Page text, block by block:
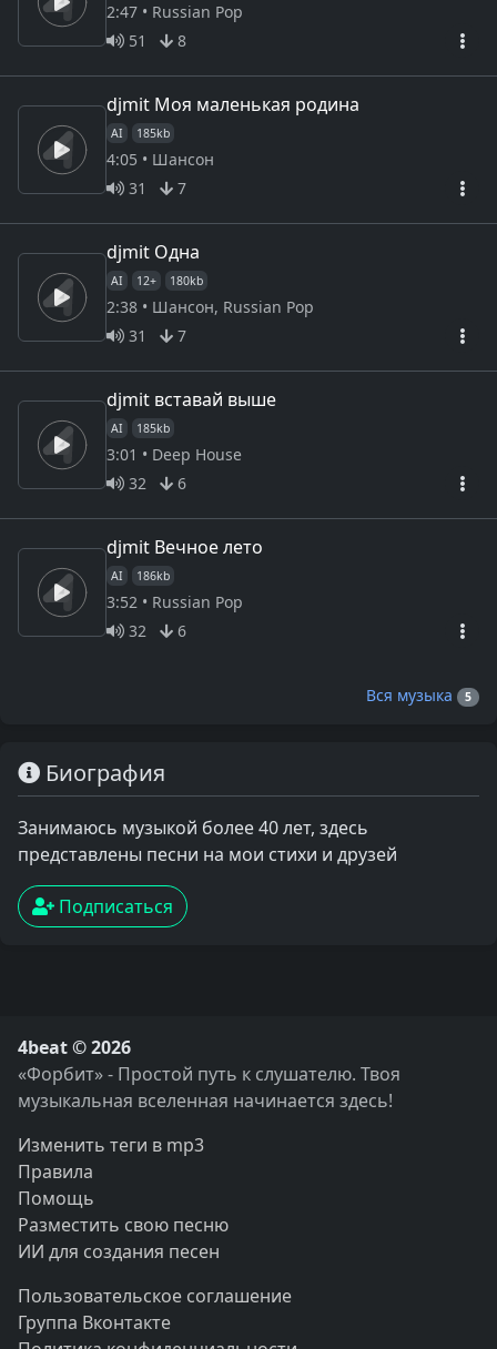
2:47 • Russian Pop
51
8
djmit Моя маленькая родина
AI 185kb
4:05 • Шансон
31
7
djmit Одна
AI 12+ 180kb
2:38 • Шансон, Russian Pop
31
7
djmit вставай выше
AI 185kb
3:01 • Deep House
32
6
djmit Вечное лето
AI 186kb
3:52 • Russian Pop
32
6
Вся музыка 5
Биография
Занимаюсь музыкой более 40 лет, здесь
представлены песни на мои стихи и друзей
Подписаться
4beat © 2026
«Форбит» - Простой путь к слушателю. Твоя
музыкальная вселенная начинается здесь!
Изменить теги в mp3
Правила
Помощь
Разместить свою песню
ИИ для создания песен
Пользовательское соглашение
Группа Вконтакте